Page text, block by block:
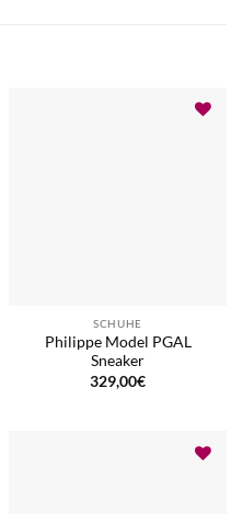
SCHUHE
Philippe Model PGAL
Sneaker
329,00€